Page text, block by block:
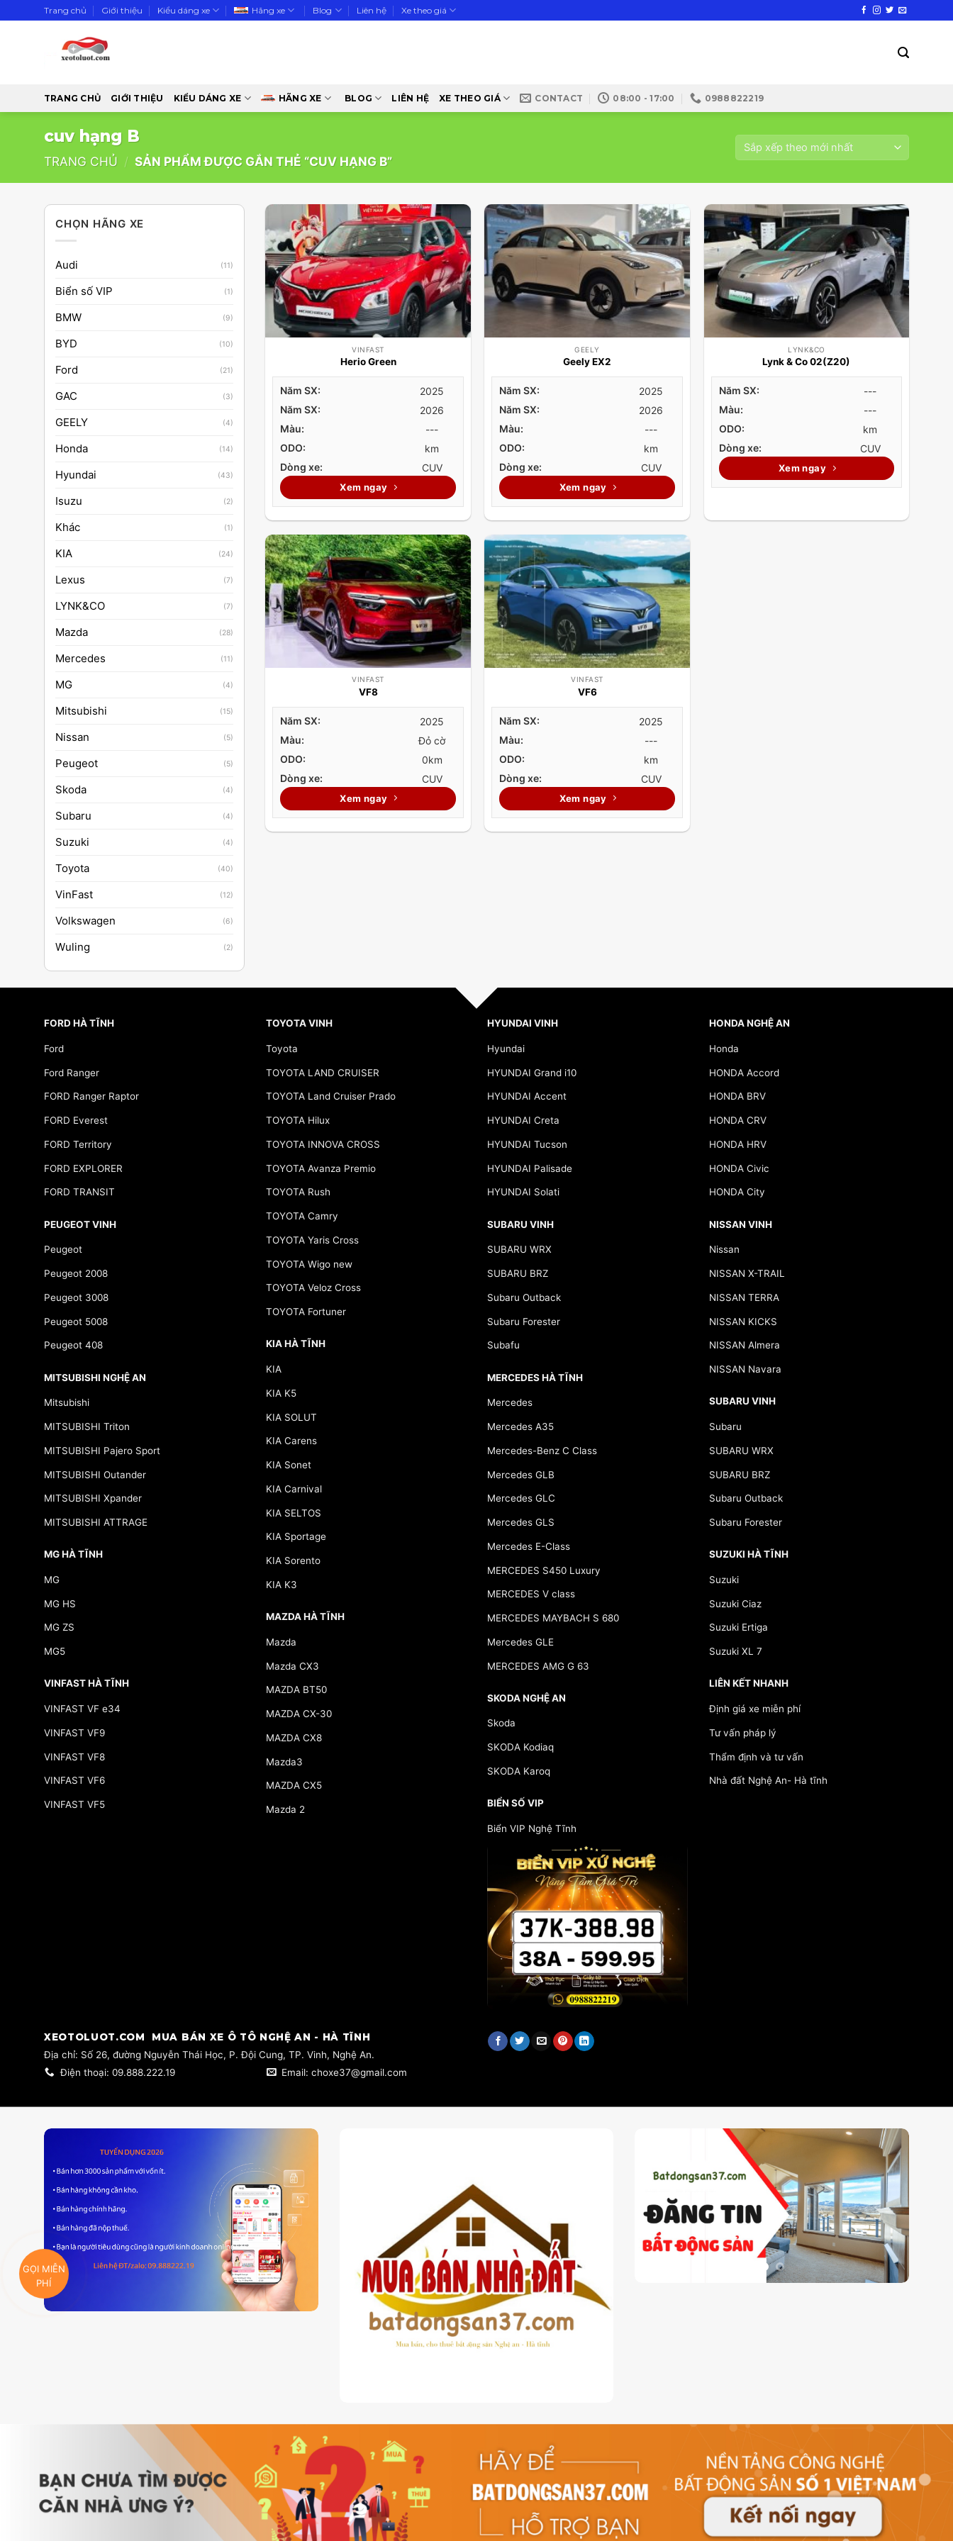
to
Trang chủ Giới thiệu Kiểu dáng xe Hãng xe Blog Liên hệ Xe theo giá
TRANG CHỦ GIỚI THIỆU KIỂU DÁNG XE HÃNG XE BLOG LIÊN HỆ XE THEO GIÁ CONTACT 08:00 - 17:00 0988822219
cuv hạng B
TRANG CHỦ / SẢN PHẨM ĐƯỢC GẮN THẺ “CUV HẠNG B”
CHỌN HÃNG XE
Audi (11)
Biển số VIP (1)
BMW (9)
BYD (10)
Ford (21)
GAC (3)
GEELY (4)
Honda (14)
Hyundai (43)
Isuzu (2)
Khác (1)
KIA (24)
Lexus (7)
LYNK&CO (7)
Mazda (28)
Mercedes (11)
MG (4)
Mitsubishi (15)
Nissan (5)
Peugeot (5)
Skoda (4)
Subaru (4)
Suzuki (4)
Toyota (40)
VinFast (12)
Volkswagen (6)
Wuling (2)
VINFAST
Herio Green
Năm SX:
2025
Năm SX:
2026
Màu:
---
ODO:
km
Dòng xe:
CUV
Xem ngay
GEELY
Geely EX2
Năm SX:
2025
Năm SX:
2026
Màu:
---
ODO:
km
Dòng xe:
CUV
Xem ngay
LYNK&CO
Lynk & Co 02(Z20)
Năm SX:
---
Màu:
---
ODO:
km
Dòng xe:
CUV
Xem ngay
VINFAST
VF8
Năm SX:
2025
Màu:
Đỏ cờ
ODO:
0km
Dòng xe:
CUV
Xem ngay
VINFAST
VF6
Năm SX:
2025
Màu:
---
ODO:
km
Dòng xe:
CUV
Xem ngay
FORD HÀ TĨNH
Ford
Ford Ranger
FORD Ranger Raptor
FORD Everest
FORD Territory
FORD EXPLORER
FORD TRANSIT
PEUGEOT VINH
Peugeot
Peugeot 2008
Peugeot 3008
Peugeot 5008
Peugeot 408
MITSUBISHI NGHỆ AN
Mitsubishi
MITSUBISHI Triton
MITSUBISHI Pajero Sport
MITSUBISHI Outander
MITSUBISHI Xpander
MITSUBISHI ATTRAGE
MG HÀ TĨNH
MG
MG HS
MG ZS
MG5
VINFAST HÀ TĨNH
VINFAST VF e34
VINFAST VF9
VINFAST VF8
VINFAST VF6
VINFAST VF5
TOYOTA VINH
Toyota
TOYOTA LAND CRUISER
TOYOTA Land Cruiser Prado
TOYOTA Hilux
TOYOTA INNOVA CROSS
TOYOTA Avanza Premio
TOYOTA Rush
TOYOTA Camry
TOYOTA Yaris Cross
TOYOTA Wigo new
TOYOTA Veloz Cross
TOYOTA Fortuner
KIA HÀ TĨNH
KIA
KIA K5
KIA SOLUT
KIA Carens
KIA Sonet
KIA Carnival
KIA SELTOS
KIA Sportage
KIA Sorento
KIA K3
MAZDA HÀ TĨNH
Mazda
Mazda CX3
MAZDA BT50
MAZDA CX-30
MAZDA CX8
Mazda3
MAZDA CX5
Mazda 2
HYUNDAI VINH
Hyundai
HYUNDAI Grand i10
HYUNDAI Accent
HYUNDAI Creta
HYUNDAI Tucson
HYUNDAI Palisade
HYUNDAI Solati
SUBARU VINH
SUBARU WRX
SUBARU BRZ
Subaru Outback
Subaru Forester
Subafu
MERCEDES HÀ TĨNH
Mercedes
Mercedes A35
Mercedes-Benz C Class
Mercedes GLB
Mercedes GLC
Mercedes GLS
Mercedes E-Class
MERCEDES S450 Luxury
MERCEDES V class
MERCEDES MAYBACH S 680
Mercedes GLE
MERCEDES AMG G 63
SKODA NGHỆ AN
Skoda
SKODA Kodiaq
SKODA Karoq
BIỂN SỐ VIP
Biển VIP Nghệ Tĩnh
HONDA NGHỆ AN
Honda
HONDA Accord
HONDA BRV
HONDA CRV
HONDA HRV
HONDA Civic
HONDA City
NISSAN VINH
Nissan
NISSAN X-TRAIL
NISSAN TERRA
NISSAN KICKS
NISSAN Almera
NISSAN Navara
SUBARU VINH
Subaru
SUBARU WRX
SUBARU BRZ
Subaru Outback
Subaru Forester
SUZUKI HÀ TĨNH
Suzuki
Suzuki Ciaz
Suzuki Ertiga
Suzuki XL 7
LIÊN KẾT NHANH
Định giá xe miễn phí
Tư vấn pháp lý
Thẩm định và tư vấn
Nhà đất Nghệ An- Hà tĩnh
​XEOTOLUOT.COM MUA BÁN XE Ô TÔ NGHỆ AN - HÀ TĨNH
​Địa chỉ: Số 26, đường Nguyễn Thái Học, P. Đội Cung, TP. Vinh, Nghệ An.
Điện thoại: 09.888.222.19
Email: choxe37@gmail.com
GỌI MIỄN
PHÍ